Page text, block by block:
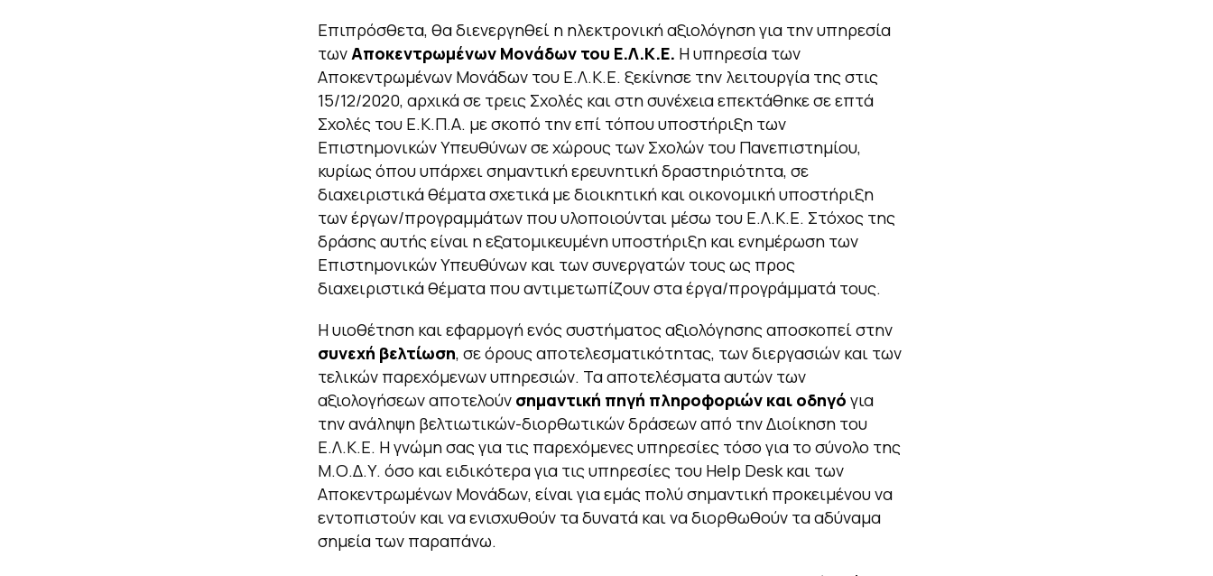
Επιπρόσθετα, θα διενεργηθεί η ηλεκτρονική αξιολόγηση για την υπηρεσία
τωνΑποκεντρωμένων Μονάδων του Ε.Λ.Κ.Ε. Η υπηρεσία των
Αποκεντρωμένων Μονάδων του Ε.Λ.Κ.Ε. ξεκίνησε την λειτουργία της στις
15/12/2020, αρχικά σε τρεις Σχολές και στη συνέχεια επεκτάθηκε σε επτά
Σχολές του Ε.Κ.Π.Α. με σκοπό την επί τόπου υποστήριξη των
Επιστημονικών Υπευθύνων σε χώρους των Σχολών του Πανεπιστημίου,
κυρίως όπου υπάρχει σημαντική ερευνητική δραστηριότητα, σε
διαχειριστικά θέματα σχετικά με διοικητική και οικονομική υποστήριξη
των έργων/προγραμμάτων που υλοποιούνται μέσω του Ε.Λ.Κ.Ε. Στόχος της
δράσης αυτής είναι η εξατομικευμένη υποστήριξη και ενημέρωση των
Επιστημονικών Υπευθύνων και των συνεργατών τους ως προς
διαχειριστικά θέματα που αντιμετωπίζουν στα έργα/προγράμματά τους.
Η υιοθέτηση και εφαρμογή ενός συστήματος αξιολόγησης αποσκοπεί στην
συνεχή βελτίωση, σε όρους αποτελεσματικότητας, των διεργασιών και των
τελικών παρεχόμενων υπηρεσιών. Τα αποτελέσματα αυτών των
αξιολογήσεων αποτελούν σημαντική πηγή πληροφοριών και οδηγό για
την ανάληψη βελτιωτικών-διορθωτικών δράσεων από την Διοίκηση του
Ε.Λ.Κ.Ε. Η γνώμη σας για τις παρεχόμενες υπηρεσίες τόσο για το σύνολο της
Μ.Ο.Δ.Υ. όσο και ειδικότερα για τις υπηρεσίες του Help Desk και των
Αποκεντρωμένων Μονάδων, είναι για εμάς πολύ σημαντική προκειμένου να
εντοπιστούν και να ενισχυθούν τα δυνατά και να διορθωθούν τα αδύναμα
σημεία των παραπάνω.